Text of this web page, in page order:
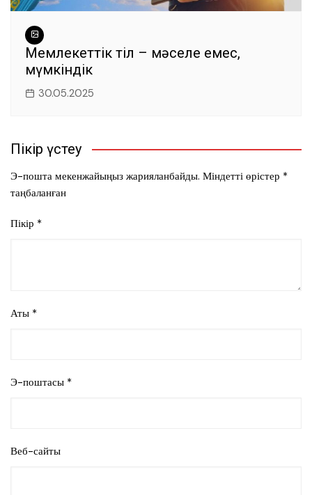
Мемлекеттік тіл – мәселе емес,
мүмкіндік
30.05.2025
Пікір үстеу
Э-пошта мекенжайыңыз жарияланбайды. Міндетті өрістер *
таңбаланған
Пікір *
Аты *
Э-поштасы *
Веб-сайты